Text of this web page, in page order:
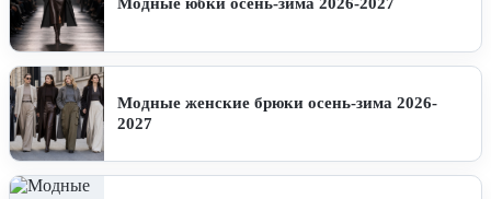
Модные юбки осень-зима 2026-2027
Модные женские брюки осень-зима 2026-
2027